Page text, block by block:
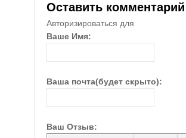
Оставить комментарий
Авторизироваться для
Ваше Имя:
Ваша почта(будет скрыто):
Ваш Отзыв: